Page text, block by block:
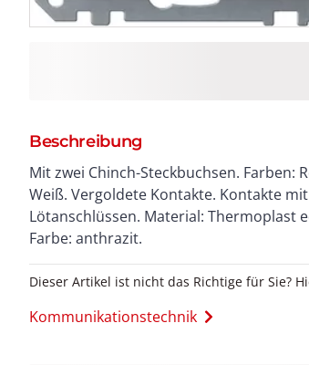
Beschreibung
Mit zwei Chinch-Steckbuchsen. Farben:
Weiß. Vergoldete Kontakte. Kontakte mit
Lötanschlüssen. Material: Thermoplast
Farbe: anthrazit.
Dieser Artikel ist nicht das Richtige für Sie?
Kommunikationstechnik